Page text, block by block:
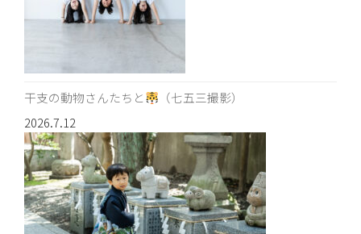
干支の動物さんたちと
（七五三撮影）
2026.7.12